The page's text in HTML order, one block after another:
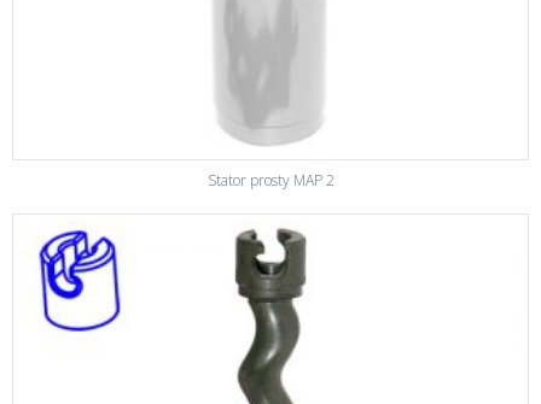
Stator prosty MAP 2